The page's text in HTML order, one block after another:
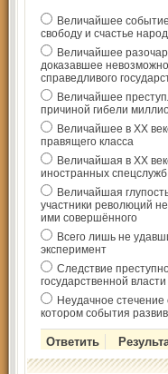
Величайшее
свободу и счастье
Величайшее
доказавшее
справедливого
Величайшее
причиной гибели
Величайшее в ХХ
правящего класса
Величайшая в ХХ
иностранных спецслужб
Величайшая
участники революций
ими совершённого
Всего лишь не
эксперимент
Следствие
государственной власти
Неудачное стечение
котором события